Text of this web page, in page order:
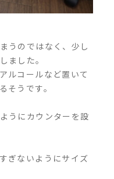
うのではなく、少し
ました。
ルコールなど置いて
そうです。
うにカウンターを設
ぎないようにサイズ